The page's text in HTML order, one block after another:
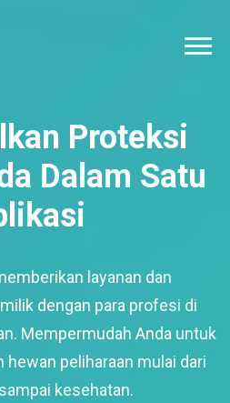
Proteksi
Dalam Satu
layanan dan
dengan para profesi di
Mempermudah Anda untuk
peliharaan mulai dari
kesehatan.